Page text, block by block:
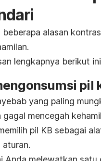
beberapa alasan
lengkapnya berikut
yang paling
gagal mencegah
pil KB sebagai
aturan.